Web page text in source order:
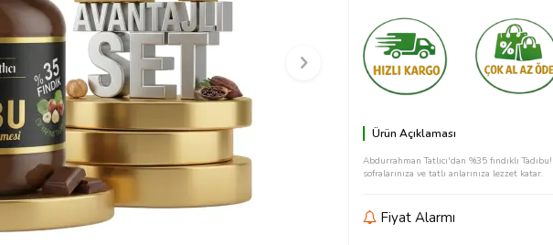
Ürün Açıklaması
Abdurrahman Tatlıcı'dan %35 fındıklı
sofralarınıza ve tatlı anlarınıza lezzet katar.
Fiyat Alarmı